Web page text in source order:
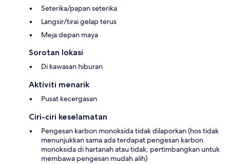
Seterika/papan seterika
Langsir/tirai gelap terus
Meja depan maya
Sorotan lokasi
Di kawasan hiburan
Aktiviti menarik
Pusat kecergasan
Ciri-ciri keselamatan
Pengesan karbon monoksida tidak dilaporkan (hos tidak
menunjukkan sama ada terdapat pengesan karbon
monoksida di hartanah atau tidak; pertimbangkan untuk
membawa pengesan mudah alih)